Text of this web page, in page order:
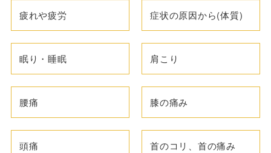
疲れや疲労 症状の原因から(体質)
眠り・睡眠 肩こり
腰痛 膝の痛み
頭痛 首のコリ、首の痛み